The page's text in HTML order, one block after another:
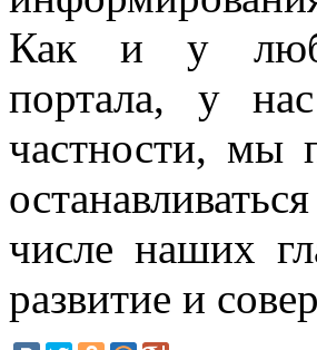
Как и у
портала, у
частности, мы
числе наших
развитие и